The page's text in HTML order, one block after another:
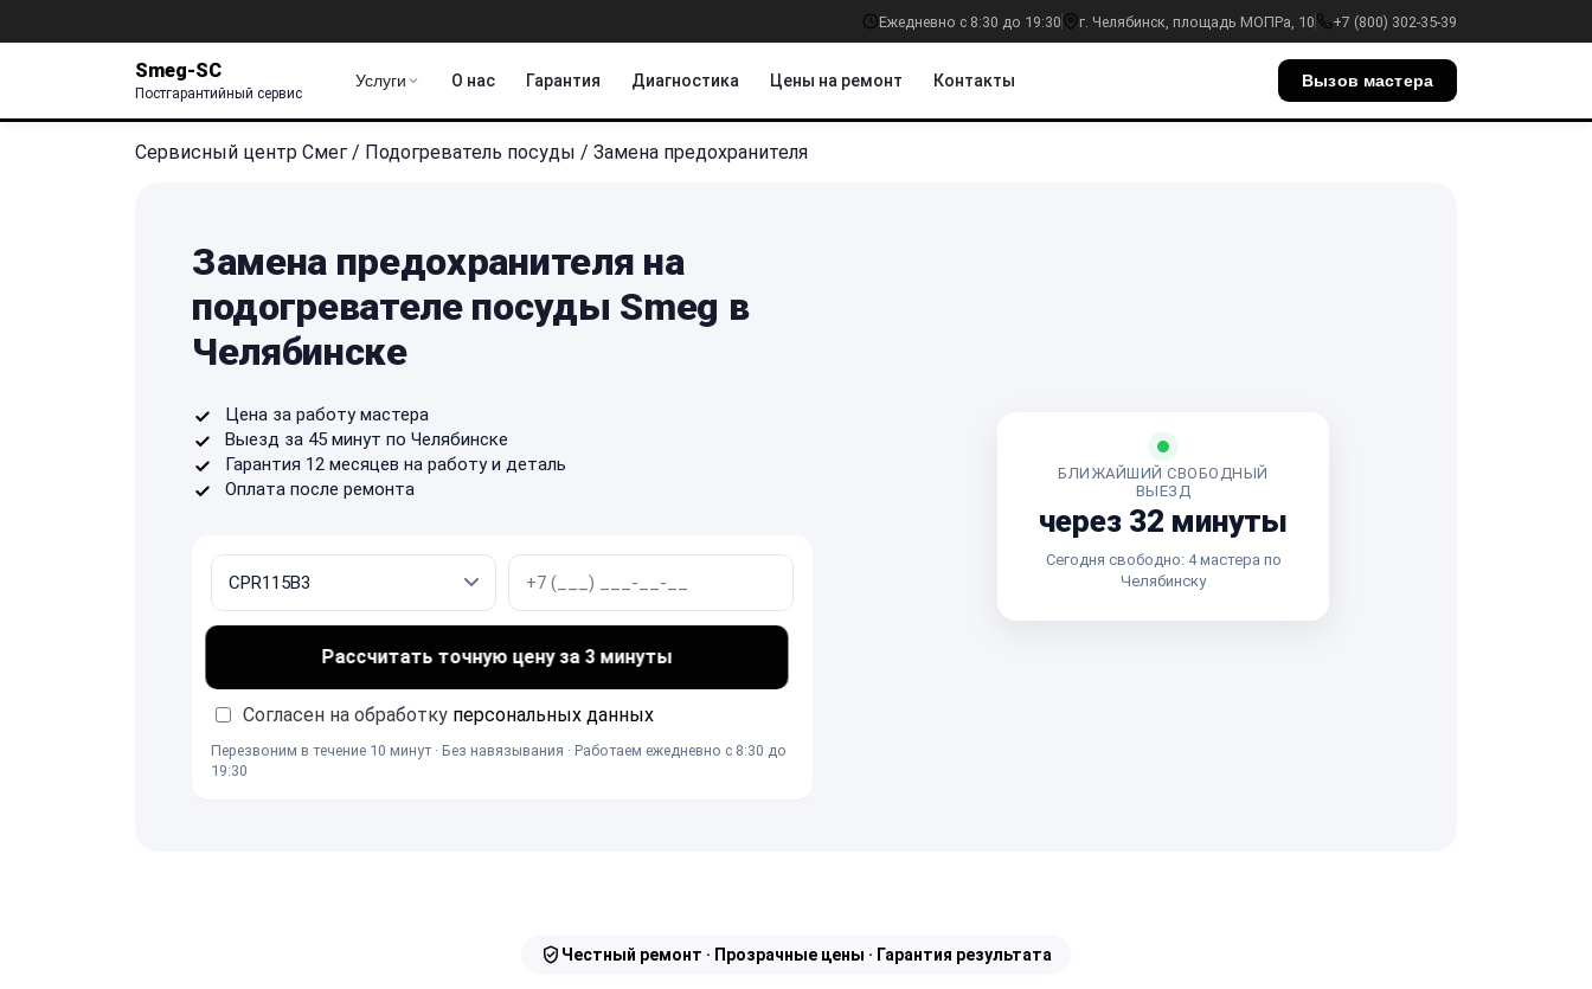
Ежедневно с 8:30 до 19:30 г. Челябинск, площадь МОПРа, 10 +7 (800) 302-35-39
Smeg-SC
Постгарантийный сервис
Услуги О нас Гарантия Диагностика Цены на ремонт Контакты Вызов мастера
Сервисный центр Смег / Подогреватель посуды / Замена предохранителя
Замена предохранителя на
подогревателе посуды Smeg в
Челябинске
Цена за работу мастера
Выезд за 45 минут по Челябинске
Гарантия 12 месяцев на работу и деталь
Оплата после ремонта
Рассчитать точную цену за 3 минуты
Согласен на обработку персональных данных
Перезвоним в течение 10 минут · Без навязывания · Работаем ежедневно с 8:30 до
19:30
БЛИЖАЙШИЙ СВОБОДНЫЙ
ВЫЕЗД
через 32 минуты
Сегодня свободно: 4 мастера по
Челябинску
Честный ремонт · Прозрачные цены · Гарантия результата